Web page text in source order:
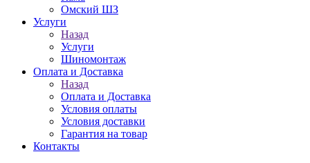
Омский ШЗ
Услуги
Назад
Услуги
Шиномонтаж
Оплата и Доставка
Назад
Оплата и Доставка
Условия оплаты
Условия доставки
Гарантия на товар
Контакты